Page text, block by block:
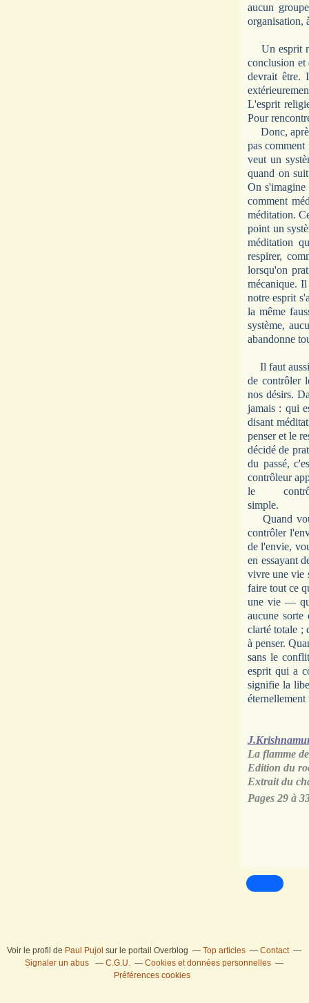
aucun
organisation,
Un esprit
conclusion et
devrait être.
L'esprit
Pour
Donc,
pas comment
veut un
quand on
On
comment
méditation.
point un
méditation
respirer,
lorsqu'on
mécanique.
notre esprit
la même
système,
abandonne
Il faut
de contrôler
nos désirs.
jamais : qui
disant
penser et le
décidé de
du passé,
contrôleur
le
Quand
contrôler
de l'envie,
en essayant
vivre une vie
faire tout ce
une vie —
aucune
clarté totale ;
à penser.
sans le
esprit qui a
signifie la
éternellement
La flamme
Edition du
Extrait du
Pages 29 à
Voir le profil de Paul Pujol sur le portail Overblog Top articles
Contact
Signaler un abus
C.G.U.
Cookies et données personnelles
Préférences cookies